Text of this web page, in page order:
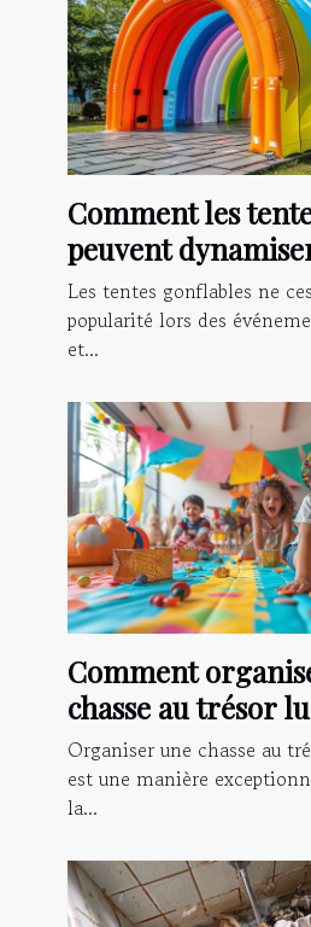
Comment les
peuvent
présence lors
Les tentes gonflables ne
popularité lors des
et...
Comment
chasse au trésor
enfants à la
Organiser une chasse au
est une manière
la...